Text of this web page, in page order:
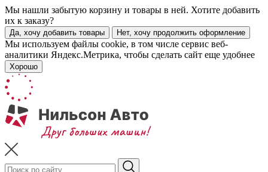
Мы нашли забытую корзину и товары в ней. Хотите добавить
их к заказу?
Да, хочу добавить товары Нет, хочу продолжить оформление
Мы используем файлы cookie, в том числе сервис веб-
аналитики Яндекс.Метрика, чтобы сделать сайт еще удобнее
Хорошо